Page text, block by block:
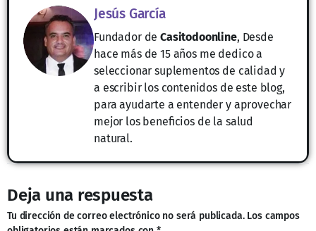
Jesús García
Fundador deCasitodoonline, Desde
hace más de 15 años me dedico a
seleccionar suplementos de calidad y
a escribir los contenidos de este blog,
para ayudarte a entender y aprovechar
mejor los beneficios de la salud
natural.
Deja una respuesta
Tu dirección de correo electrónico no será publicada. Los campos